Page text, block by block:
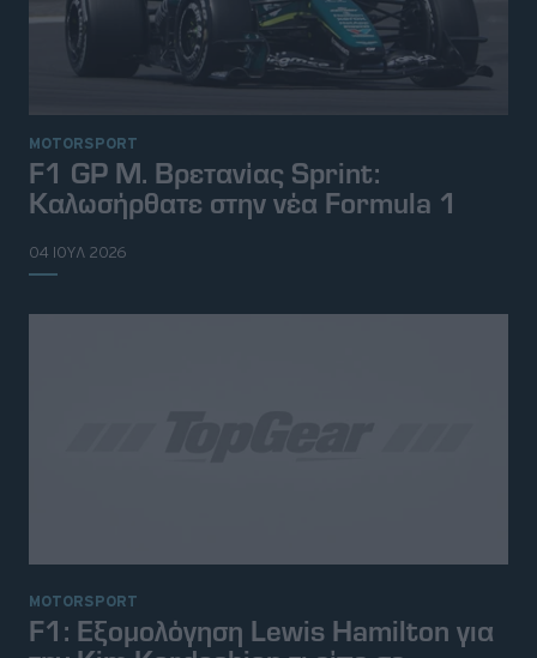
MOTORSPORT
F1 GP Μ. Βρετανίας Sprint:
Καλωσήρθατε στην νέα Formula 1
04 ΙΟΥΛ 2026
MOTORSPORT
F1: Εξομολόγηση Lewis Hamilton για
Διαφημιστείτε